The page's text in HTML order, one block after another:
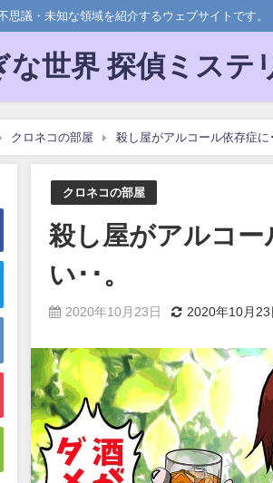
思議・未知な領域を紹介するウェブサイトです。
な世界 探偵ミステ
クロネコの部屋 殺し屋がアルコール依存症に
クロネコの部屋
殺し屋がアルコー
い･･。
2020年10月23日 2020年10月23